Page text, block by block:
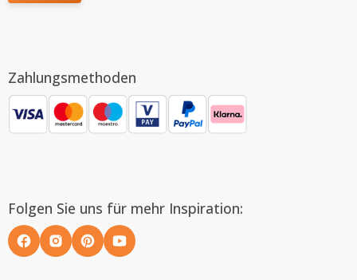
Zahlungsmethoden
Folgen Sie uns für mehr Inspiration: